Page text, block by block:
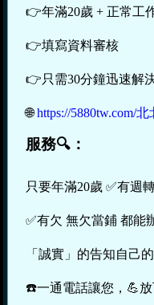
👉年滿20歲 + 正常工
👉填寫資料審核
👉只需30分鐘迅速解
🌐https://5880tw.com/北
服務🔍：
只要年滿20歲 ✅有週
✅有欠 無欠當鋪 都能
「誠實」的告知自己
☎️一通電話讓您，💪放